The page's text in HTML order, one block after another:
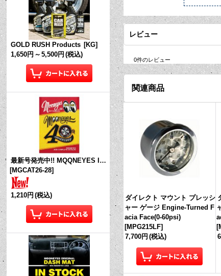
GOLD RUSH Products [KG]
1,650円 ～ 5,500円 (税込)
最新号発売中!! MQQNEYES International Magazine No.28 2026
[MGCAT26-28]
1,210円 (税込)
レビュー
0件のレビュー
関連商品
ダイレクト マウント プレッシ
ャー ゲージ Engine-Turned F
acia Face(0-60psi)
[MPG215LF]
7,700円 (税込)
[